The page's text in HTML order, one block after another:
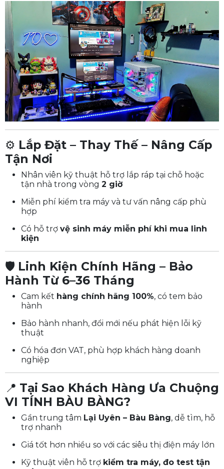
⚙️ Lắp Đặt – Thay Thế – Nâng Cấp
Tận Nơi
Nhân viên kỹ thuật hỗ trợ lắp ráp tại chỗ hoặc
tận nhà trong vòng 2 giờ
Miễn phí kiểm tra máy và tư vấn nâng cấp phù
hợp
Có hỗ trợ vệ sinh máy miễn phí khi mua linh
kiện
🛡️ Linh Kiện Chính Hãng – Bảo
Hành Từ 6–36 Tháng
Cam kết hàng chính hãng 100%, có tem bảo
hành
Bảo hành nhanh, đổi mới nếu phát hiện lỗi kỹ
thuật
Có hóa đơn VAT, phù hợp khách hàng doanh
nghiệp
📍 Tại Sao Khách Hàng Ưa Chuộng
VI TÍNH BÀU BÀNG?
Gần trung tâm Lại Uyên – Bàu Bàng, dễ tìm, hỗ
trợ nhanh
Giá tốt hơn nhiều so với các siêu thị điện máy lớn
Kỹ thuật viên hỗ trợ kiểm tra máy, đo test tận